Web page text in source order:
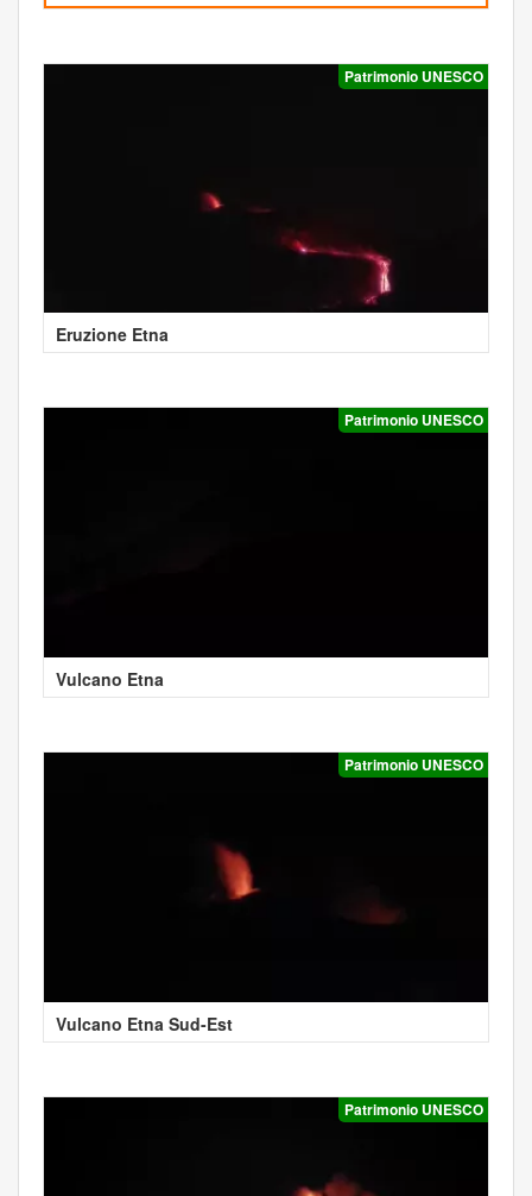
Patrimonio UNESCO
Eruzione Etna
Patrimonio UNESCO
Vulcano Etna
Patrimonio UNESCO
Vulcano Etna Sud-Est
Patrimonio UNESCO